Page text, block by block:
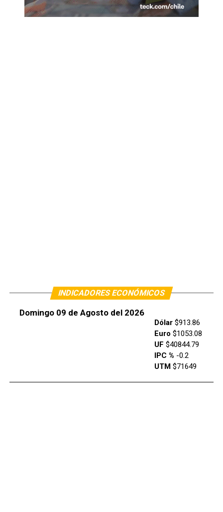
INDICADORES ECONÓMICOS
Domingo 09 de Agosto del 2026
Dólar$913.86
Euro $1053.08
UF $40844.79
IPC % -0.2
UTM$71649